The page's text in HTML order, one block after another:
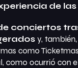
de
conciertos
y,
como
como ocurrió con